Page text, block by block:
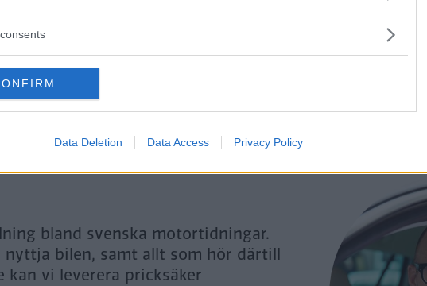
Data Deletion Data Access Privacy Policy
Aktivera din digitala prenumeration utan kostnad här.
bland svenska motortidningar.
nyttja bilen, samt allt som hör därtill
kan vi leverera pricksäker